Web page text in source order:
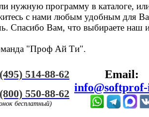
нужную программу в каталоге,
с нами любым удобным для
Спасибо Вам, что выбираете наш
"Проф Ай Ти".
514-88-62
550-88-62
бесплатный)
Email: